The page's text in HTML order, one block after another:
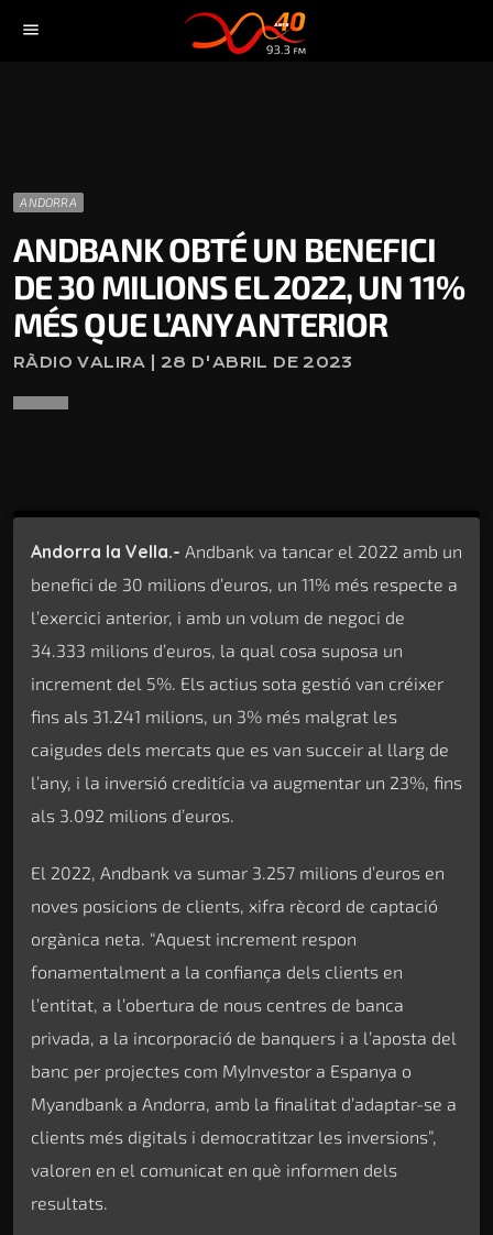
menu
ANDORRA
ANDBANK OBTÉ UN BENEFICI
DE 30 MILIONS EL 2022, UN 11%
MÉS QUE L’ANY ANTERIOR
RÀDIO VALIRA | 28 D'ABRIL DE 2023
Andorra la Vella.- Andbank va tancar el 2022 amb un
benefici de 30 milions d’euros, un 11% més respecte a
l’exercici anterior, i amb un volum de negoci de
34.333 milions d’euros, la qual cosa suposa un
increment del 5%. Els actius sota gestió van créixer
fins als 31.241 milions, un 3% més malgrat les
caigudes dels mercats que es van succeir al llarg de
l’any, i la inversió creditícia va augmentar un 23%, fins
als 3.092 milions d’euros.
El 2022, Andbank va sumar 3.257 milions d’euros en
noves posicions de clients, xifra rècord de captació
orgànica neta. “Aquest increment respon
fonamentalment a la confiança dels clients en
l’entitat, a l’obertura de nous centres de banca
privada, a la incorporació de banquers i a l’aposta del
banc per projectes com MyInvestor a Espanya o
Myandbank a Andorra, amb la finalitat d’adaptar-se a
clients més digitals i democratitzar les inversions”,
valoren en el comunicat en què informen dels
resultats.